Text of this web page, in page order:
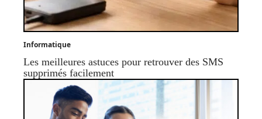
Informatique
Les meilleures astuces pour retrouver des SMS
supprimés facilement